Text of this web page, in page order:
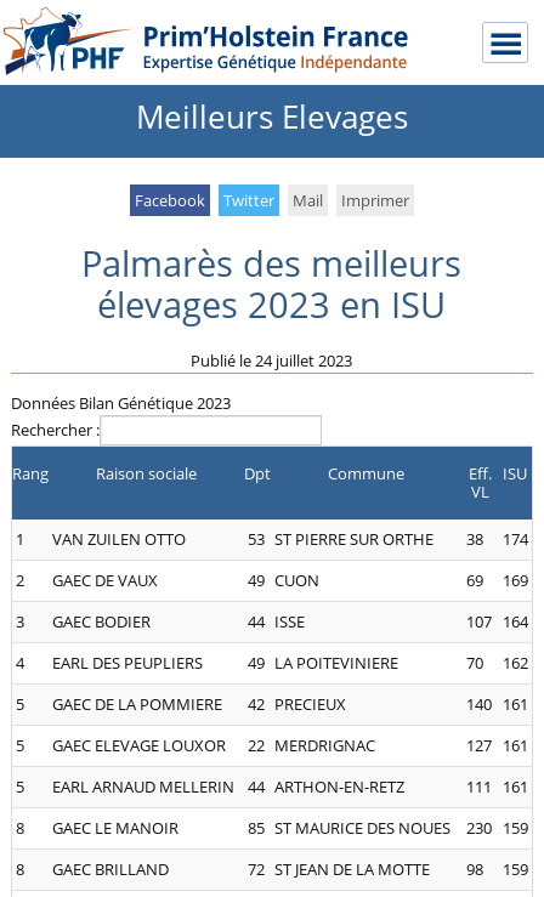
Meilleurs Elevages
Facebook Twitter Mail Imprimer
Palmarès des meilleurs
élevages 2023 en ISU
Publié le24 juillet 2023
Données Bilan Génétique 2023
Rechercher :
Rang
Raison sociale Dpt Commune
Eff.
VL
ISU
1 VAN ZUILEN OTTO 53 ST PIERRE SUR ORTHE 38
174
2
GAEC DE VAUX 49 CUON 69
169
3
GAEC BODIER 44 ISSE 107 164
4
EARL DES PEUPLIERS 49 LA POITEVINIERE 70
162
5
GAEC DE LA POMMIERE 42 PRECIEUX 140 161
5
GAEC ELEVAGE LOUXOR 22 MERDRIGNAC 127 161
5
EARL ARNAUD MELLERIN 44 ARTHON-EN-RETZ 111
161
8
GAEC LE MANOIR 85 ST MAURICE DES NOUES 230 159
8
GAEC BRILLAND 72 ST JEAN DE LA MOTTE 98
159